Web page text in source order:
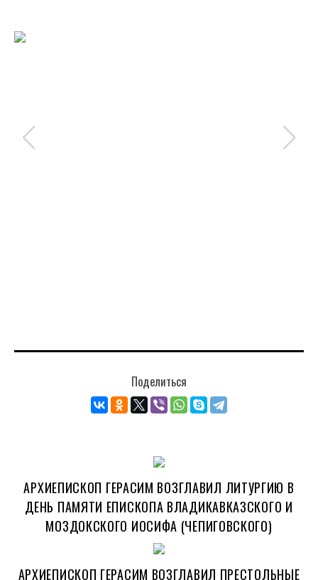
Поделиться
АРХИЕПИСКОП ГЕРАСИМ ВОЗГЛАВИЛ ЛИТУРГИЮ В
ДЕНЬ ПАМЯТИ ЕПИСКОПА ВЛАДИКАВКАЗСКОГО И
МОЗДОКСКОГО ИОСИФА (ЧЕПИГОВСКОГО)
АРХИЕПИСКОП ГЕРАСИМ ВОЗГЛАВИЛ ПРЕСТОЛЬНЫЕ